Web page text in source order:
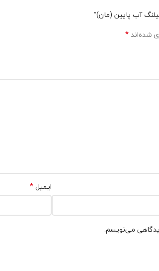
آب پایین (مان)”
شده‌اند*
ایمیل*
می‌نویسم.